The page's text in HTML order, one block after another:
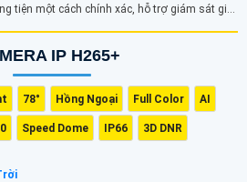
tiện một cách chính xác, hỗ trợ giám sát giao
IP H265+
78° Hồng Ngoại Full Color AI
Speed Dome IP66 3D DNR